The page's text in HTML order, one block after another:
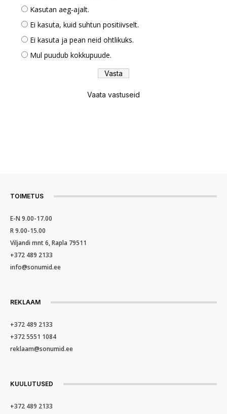
Kasutan aeg-ajalt.
Ei kasuta, kuid suhtun positiivselt.
Ei kasuta ja pean neid ohtlikuks.
Mul puudub kokkupuude.
Vaata vastuseid
TOIMETUS
E-N 9.00-17.00
R 9.00-15.00
Viljandi mnt 6, Rapla 79511
+372 489 2133
info@sonumid.ee
REKLAAM
+372 489 2133
+372 5551 1084
reklaam@sonumid.ee
KUULUTUSED
+372 489 2133